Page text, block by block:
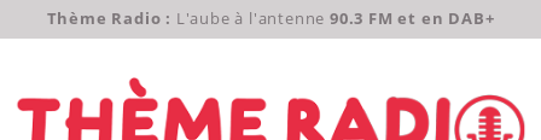
Thème Radio : L'aube à l'antenne 90.3 FM et en DAB+